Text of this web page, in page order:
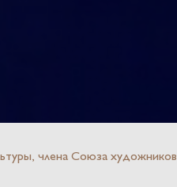
члена Союза